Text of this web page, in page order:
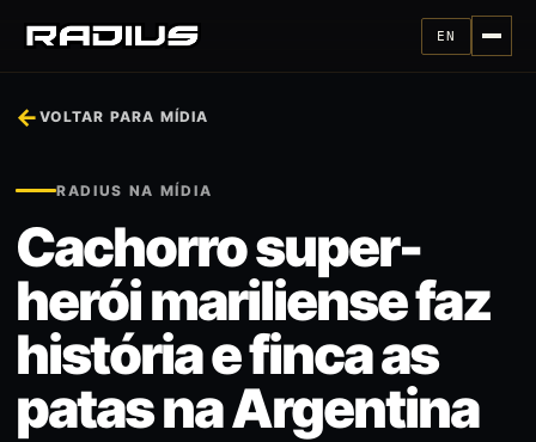
EN
←VOLTAR PARA MÍDIA
RADIUS NA MÍDIA
Cachorro super-
herói mariliense faz
história e finca as
patas na Argentina